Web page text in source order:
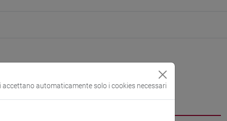
automaticamente solo i cookies necessari